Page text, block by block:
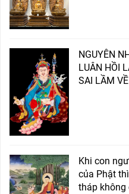
NGUYÊN
LUÂN HỒI
SAI LẦM
Khi con
của Phật
tháp không